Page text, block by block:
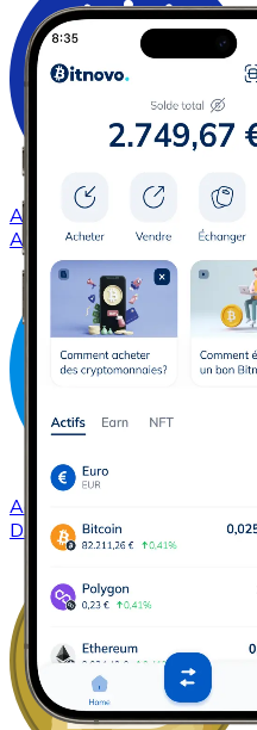
AcheterCardanoavec
ADA
Acheter
DASH